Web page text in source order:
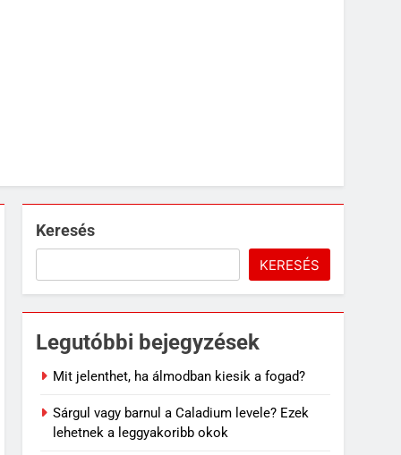
Keresés
KERESÉS
Legutóbbi bejegyzések
Mit jelenthet, ha álmodban kiesik a fogad?
Sárgul vagy barnul a Caladium levele? Ezek
lehetnek a leggyakoribb okok